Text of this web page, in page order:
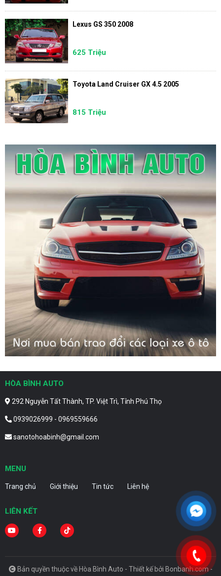
Lexus GS 350 2008
625 Triệu
Toyota Land Cruiser GX 4.5 2005
815 Triệu
HÒA BÌNH AUTO
292 Nguyễn Tất Thành, TP. Việt Trì, Tỉnh Phú Thọ
0939026999 - 0969559666
sanotohoabinh@gmail.com
MENU
Trang chủ Giới thiệu Tin tức Liên hệ
LIÊN KẾT
Bản quyền thuộc về Hòa Bình Auto - Thiết kế bởi Bonbanh.com -